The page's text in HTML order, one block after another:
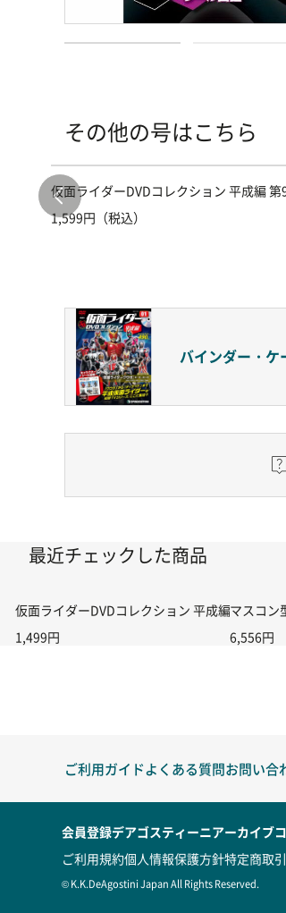
その他の号はこちら
仮面ライダーDVDコレクション 平成編 第
1,599円（税込）
バインダー・ケ
最近チェックした商品
仮面ライダーDVDコレクション 平成編 第45号
1,499円
マスコン
6,556円
ご利用ガイドよくある質問お問い合
会員登録デアゴスティーニアーカイブ
ご利用規約個人情報保護方針特定商取
© K.K.DeAgostini Japan All Rights Reserved.